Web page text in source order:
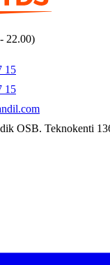
22.00)
15
15
OSB. Teknokenti